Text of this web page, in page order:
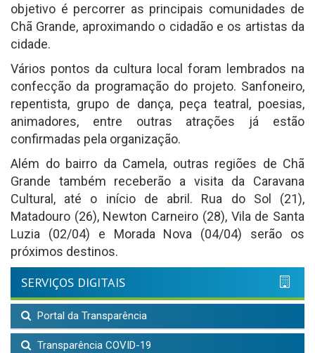
objetivo é percorrer as principais comunidades de
Chã Grande, aproximando o cidadão e os artistas da
cidade.
Vários pontos da cultura local foram lembrados na
confecção da programação do projeto. Sanfoneiro,
repentista, grupo de dança, peça teatral, poesias,
animadores, entre outras atrações já estão
confirmadas pela organização.
Além do bairro da Camela, outras regiões de Chã
Grande também receberão a visita da Caravana
Cultural, até o início de abril. Rua do Sol (21),
Matadouro (26), Newton Carneiro (28), Vila de Santa
Luzia (02/04) e Morada Nova (04/04) serão os
próximos destinos.
SERVIÇOS DIGITAIS
Portal da Transparência
Transparência COVID-19